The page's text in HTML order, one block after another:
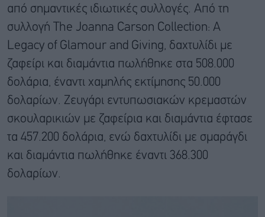
από σημαντικές ιδιωτικές συλλογές. Από τη
συλλογή The Joanna Carson Collection: A
Legacy of Glamour and Giving, δαχτυλίδι με
ζαφείρι και διαμάντια πωλήθηκε στα 508.000
δολάρια, έναντι χαμηλής εκτίμησης 50.000
δολαρίων. Ζευγάρι εντυπωσιακών κρεμαστών
σκουλαρικιών με ζαφείρια και διαμάντια έφτασε
τα 457.200 δολάρια, ενώ δαχτυλίδι με σμαράγδι
και διαμάντια πωλήθηκε έναντι 368.300
δολαρίων.